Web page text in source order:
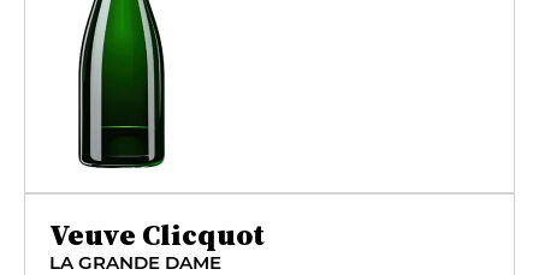
Veuve Clicquot
LA GRANDE DAME